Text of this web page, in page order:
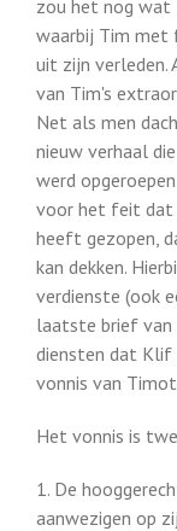
zou het nog wat
waarbij Tim met
uit zijn verleden.
van Tim's
Net als men
nieuw verhaal
werd
voor het feit dat
heeft gezopen,
kan dekken.
verdienste (ook
laatste brief van
diensten dat Klif
vonnis van
Het vonnis is
1. De
aanwezigen op